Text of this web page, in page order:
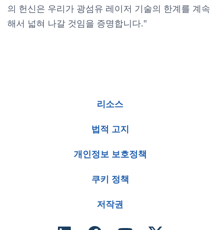
의 헌신은 우리가 광섬유 레이저 기술의 한계를 계속
해서 넓혀 나갈 것임을 증명합니다."
리소스
법적 고지
개인정보 보호정책
쿠키 정책
저작권